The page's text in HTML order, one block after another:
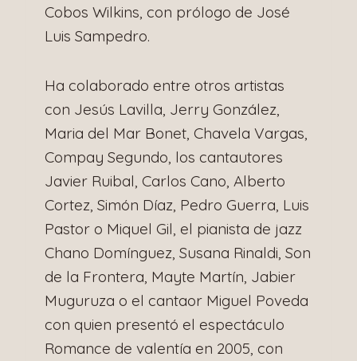
Cobos Wilkins, con prólogo de José
Luis Sampedro.
Ha colaborado entre otros artistas
con Jesús Lavilla, Jerry González,
Maria del Mar Bonet, Chavela Vargas,
Compay Segundo, los cantautores
Javier Ruibal, Carlos Cano, Alberto
Cortez, Simón Díaz, Pedro Guerra, Luis
Pastor o Miquel Gil, el pianista de jazz
Chano Domínguez, Susana Rinaldi, Son
de la Frontera, Mayte Martín, Jabier
Muguruza o el cantaor Miguel Poveda
con quien presentó el espectáculo
Romance de valentía en 2005, con